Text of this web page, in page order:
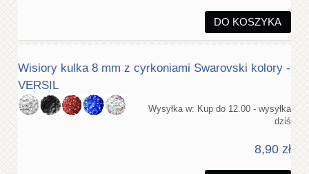
DO KOSZYKA
Wisiory kulka 8 mm z cyrkoniami Swarovski kolory -
VERSIL
Wysyłka w: Kup do 12.00 - wysyłka
dziś
8,90 zł